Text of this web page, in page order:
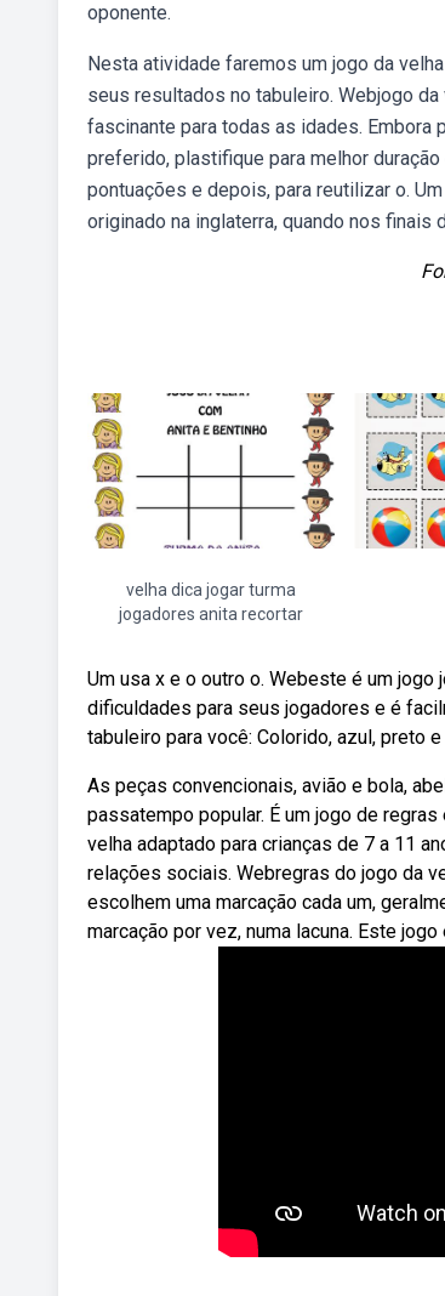
oponente.
Nesta atividade faremos um jogo da
seus resultados no tabuleiro. Webjogo
fascinante para todas as idades.
preferido, plastifique para melhor
pontuações e depois, para reutilizar o.
originado na inglaterra, quando nos finais
velha dica jogar turma
jogadores anita recortar
Um usa x e o outro o. Webeste é um
dificuldades para seus jogadores e é
tabuleiro para você: Colorido, azul, preto
As peças convencionais, avião e bola,
passatempo popular. É um jogo de
velha adaptado para crianças de 7 a 11
relações sociais. Webregras do jogo da
escolhem uma marcação cada um,
marcação por vez, numa lacuna. Este